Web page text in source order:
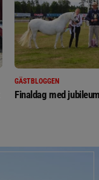
GÄSTBLOGGEN
Finaldag med